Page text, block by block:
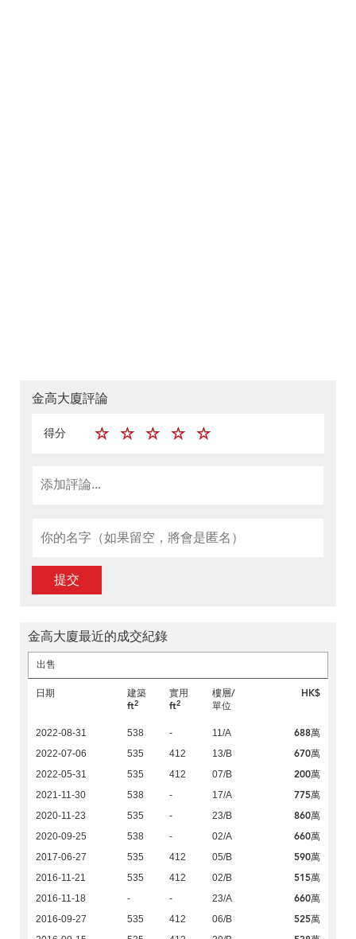
金高大廈評論
得分
提交
金高大廈最近的成交紀錄
出售
日期
建築
ft2
實用
ft2
樓層/
單位
HK$
2022-08-31 538 - 11/A 688萬
2022-07-06 535 412 13/B 670萬
2022-05-31 535 412 07/B 200萬
2021-11-30 538 - 17/A 775萬
2020-11-23 535 - 23/B 860萬
2020-09-25 538 - 02/A 660萬
2017-06-27 535 412 05/B 590萬
2016-11-21 535 412 02/B 515萬
2016-11-18 - - 23/A 660萬
2016-09-27 535 412 06/B 525萬